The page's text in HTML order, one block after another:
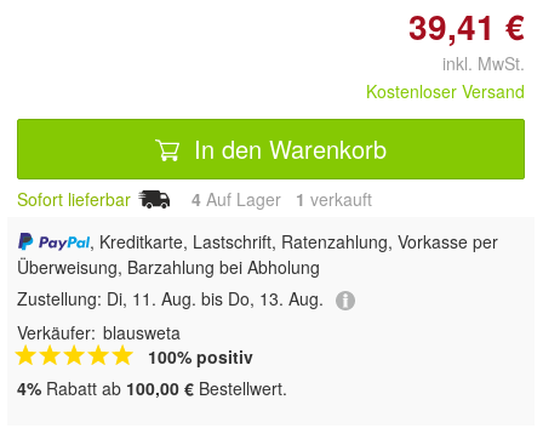
39,41 €
inkl. MwSt.
Kostenloser Versand
In den Warenkorb
Sofort lieferbar 4 Auf Lager 1 verkauft
, Kreditkarte, Lastschrift, Ratenzahlung, Vorkasse per
Überweisung, Barzahlung bei Abholung
Zustellung: Di, 11. Aug. bis Do, 13. Aug.
Verkäufer: blausweta
100% positiv
4% Rabatt ab 100,00 € Bestellwert.